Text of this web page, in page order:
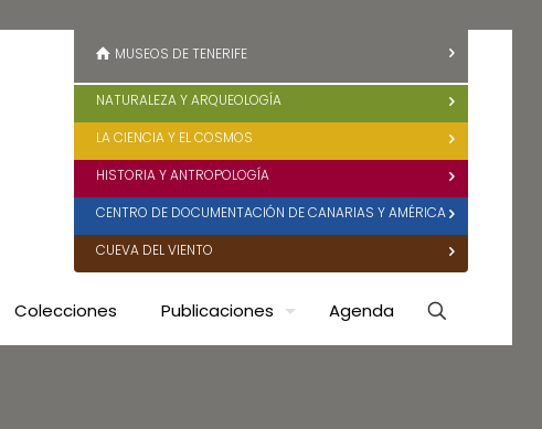
Colecciones Publicaciones Agenda
MUSEOS DE TENERIFE
NATURALEZA Y ARQUEOLOGÍA
LA CIENCIA Y EL COSMOS
HISTORIA Y ANTROPOLOGÍA
CENTRO DE DOCUMENTACIÓN DE CANARIAS Y AMÉRICA
CUEVA DEL VIENTO